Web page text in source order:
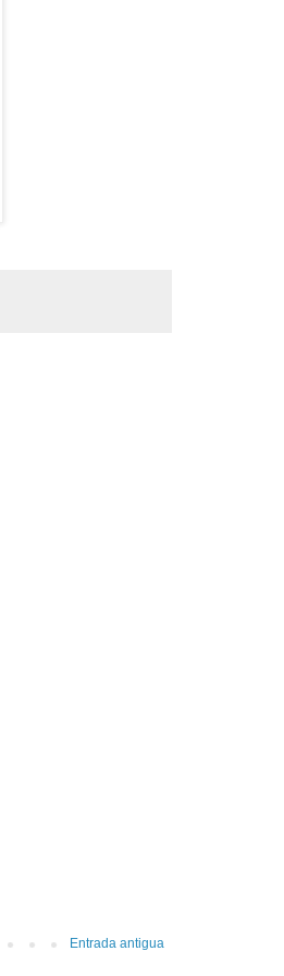
Entrada antigua